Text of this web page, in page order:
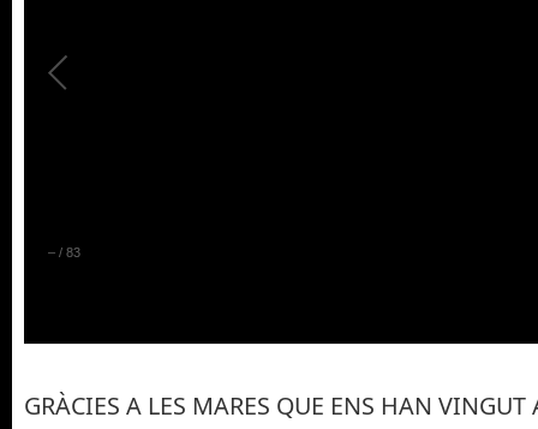
– / 83
GRÀCIES A LES MARES QUE ENS HAN VINGUT